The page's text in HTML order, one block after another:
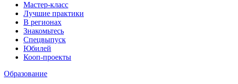
Мастер-класс
Лучшие практики
В регионах
Знакомьтесь
Спецвыпуск
Юбилей
Кооп-проекты
Образование